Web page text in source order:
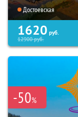
Достоевская
1620 руб.
12900руб.
-50%